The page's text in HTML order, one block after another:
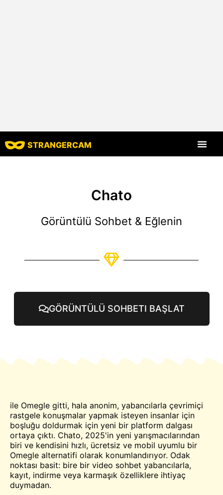
STRANGERCAM
Chato
Görüntülü Sohbet & Eğlenin
GÖRÜNTÜLÜ SOHBETI BAŞLAT
ile Omegle gitti, hala anonim, yabancılarla çevrimiçi
rastgele konuşmalar yapmak isteyen insanlar için
boşluğu doldurmak için yeni bir platform dalgası
ortaya çıktı. Chato, 2025'in yeni yarışmacılarından
biri ve kendisini hızlı, ücretsiz ve mobil uyumlu bir
Omegle alternatifi olarak konumlandırıyor. Odak
noktası basit: bire bir video sohbet yabancılarla,
kayıt, indirme veya karmaşık özelliklere ihtiyaç
duymadan.